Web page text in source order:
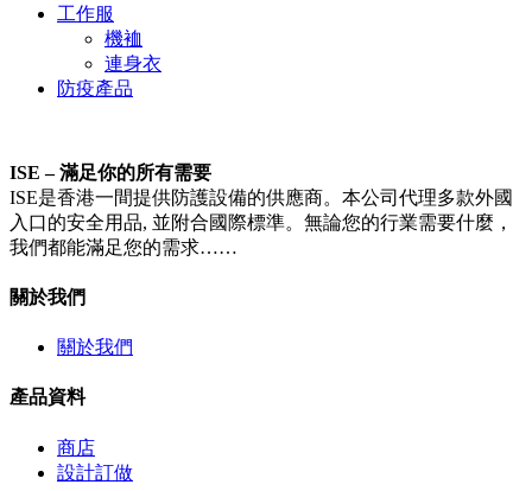
工作服
機裇
連身衣
防疫產品
ISE – 滿足你的所有需要
ISE是香港一間提供防護設備的供應商。本公司代理多款外國
入口的安全用品, 並附合國際標準。無論您的行業需要什麼，
我們都能滿足您的需求……
關於我們
關於我們
產品資料
商店
設計訂做